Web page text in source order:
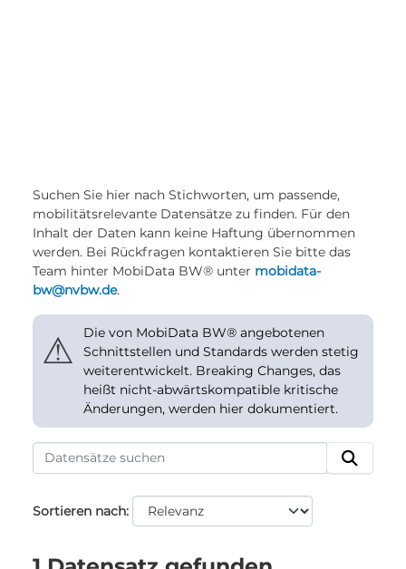
Suchen Sie hier nach Stichworten, um passende,
mobilitätsrelevante Datensätze zu finden. Für den
Inhalt der Daten kann keine Haftung übernommen
werden. Bei Rückfragen kontaktieren Sie bitte das
Team hinter MobiData BW® unter mobidata-
bw@nvbw.de.
⚠
Die von MobiData BW® angebotenen
Schnittstellen und Standards werden stetig
weiterentwickelt. Breaking Changes, das
heißt nicht-abwärtskompatible kritische
Änderungen, werden hier dokumentiert.
Sortieren nach